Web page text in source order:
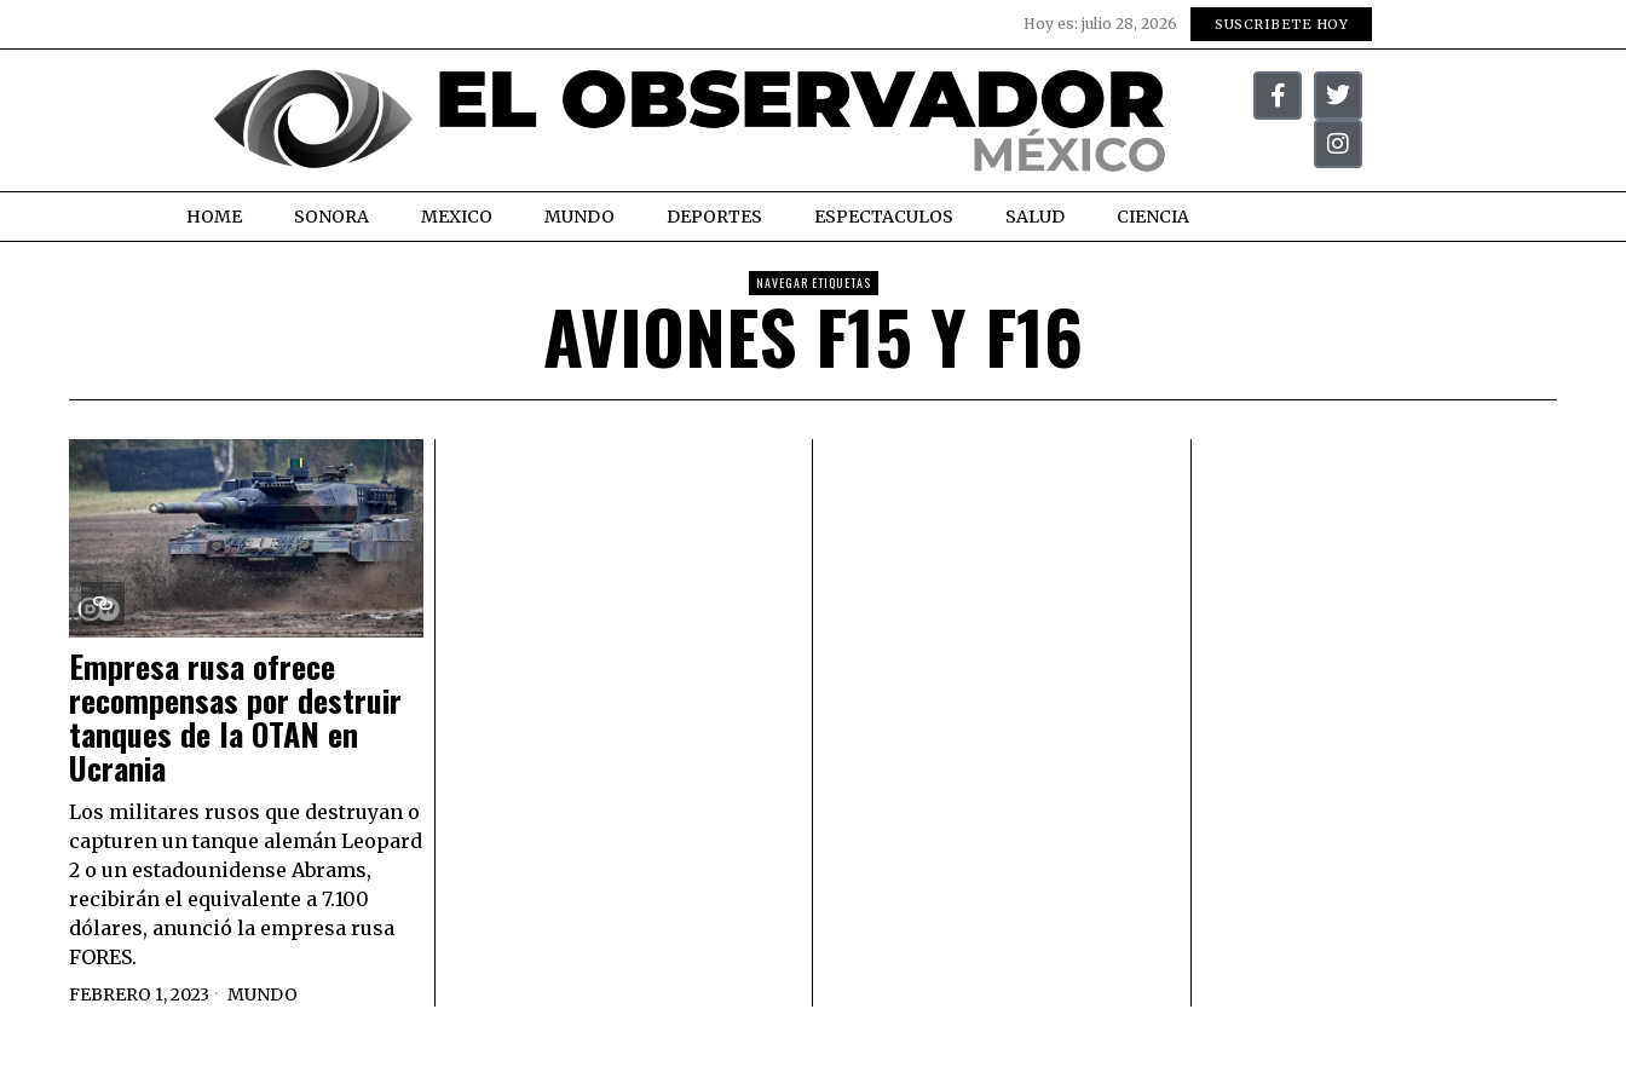
Hoy es: julio 28, 2026 SUSCRIBETE HOY
HOME SONORA MEXICO MUNDO DEPORTES ESPECTACULOS SALUD CIENCIA
NAVEGAR ETIQUETAS
AVIONES F15 Y F16
Empresa rusa ofrece
recompensas por destruir
tanques de la OTAN en
Ucrania
Los militares rusos que destruyan o
capturen un tanque alemán Leopard
2 o un estadounidense Abrams,
recibirán el equivalente a 7.100
dólares, anunció la empresa rusa
FORES.
FEBRERO 1, 2023 MUNDO